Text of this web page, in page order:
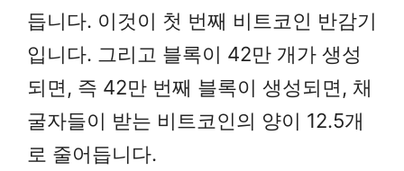
듭니다. 이것이 첫 번째 비트코인 반감기
입니다. 그리고 블록이 42만 개가 생성
되면, 즉 42만 번째 블록이 생성되면, 채
굴자들이 받는 비트코인의 양이 12.5개
로 줄어듭니다.